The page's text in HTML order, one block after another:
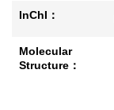
InChI：
Molecular
Structure：